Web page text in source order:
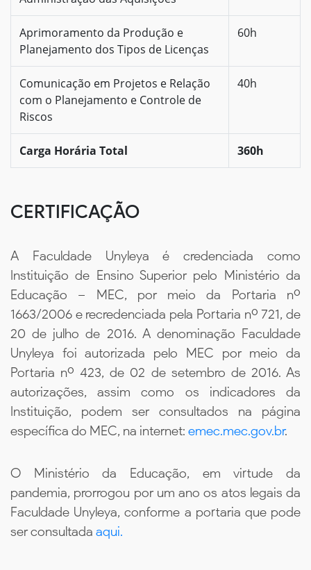
Aprimoramento da Produção e
Planejamento dos Tipos de Licenças
60h
Comunicação em Projetos e Relação
com o Planejamento e Controle de
Riscos
40h
Carga Horária Total 360h
CERTIFICAÇÃO
A Faculdade Unyleya é credenciada como
Instituição de Ensino Superior pelo Ministério da
Educação – MEC, por meio da Portaria nº
1663/2006 e recredenciada pela Portaria nº 721, de
20 de julho de 2016. A denominação Faculdade
Unyleya foi autorizada pelo MEC por meio da
Portaria nº 423, de 02 de setembro de 2016. As
autorizações, assim como os indicadores da
Instituição, podem ser consultados na página
específica do MEC, na internet: emec.mec.gov.br.
O Ministério da Educação, em virtude da
pandemia, prorrogou por um ano os atos legais da
Faculdade Unyleya, conforme a portaria que pode
ser consultada aqui.